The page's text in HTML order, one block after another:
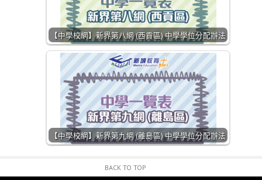
【中學校網】新界第八網 (西貢區) 中學學位分配辦法
【中學校網】新界第九網 (離島區) 中學學位分配辦法
BACK TO TOP